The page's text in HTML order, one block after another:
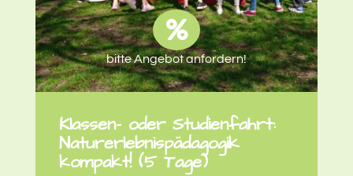
bitte Angebot anfordern!
Klassen- oder Studienfahrt:
Naturerlebnispädagogik
kompakt! (5 Tage)